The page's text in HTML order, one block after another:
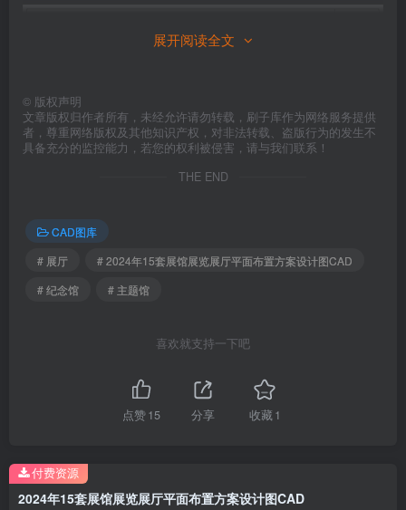
展开阅读全文
© 版权声明
文章版权归作者所有，未经允许请勿转载，刷子库作为网络服务提供
者，尊重网络版权及其他知识产权，对非法转载、盗版行为的发生不
具备充分的监控能力，若您的权利被侵害，请与我们联系！
THE END
CAD图库
# 展厅
# 2024年15套展馆展览展厅平面布置方案设计图CAD
# 纪念馆
# 主题馆
喜欢就支持一下吧
点赞15 分享 收藏1
2024年15套展馆展览展厅平面布置方案设计图CAD
付费资源